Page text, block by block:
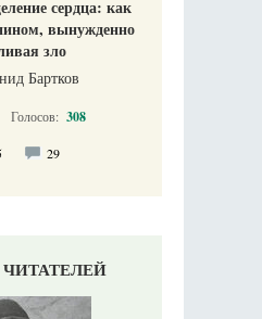
сердца: как
вынужденно
зло
Бартков
Голосов: 308
29